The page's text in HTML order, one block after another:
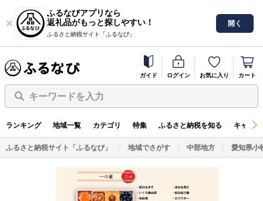
ふるなびアプリなら
返礼品がもっと探しやすい！
ふるさと納税サイト「ふるなび」
開く
ガイド ログイン お気に入り カート
キーワードを入力
ランキング 地域一覧 カテゴリ 特集 ふるさと納税を知る キャン
ふるさと納税サイト「ふるなび」 地域でさがす 中部地方 愛知県小